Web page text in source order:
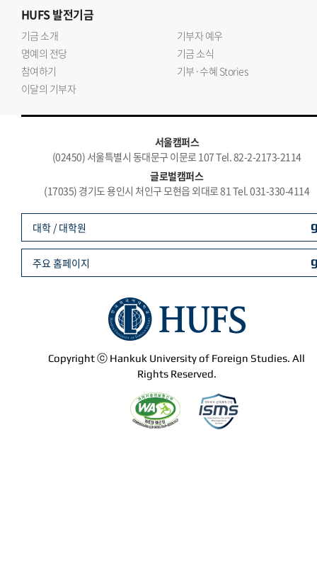
HUFS발전기금
기금 소개
기부자 예우
명예의 전당
기금 소식
참여하기
기부·수혜 Stories
이달의 기부자
서울캠퍼스
(02450) 서울특별시 동대문구 이문로 107 Tel. 82-2-2173-2114
글로벌캠퍼스
(17035) 경기도 용인시 처인구 모현읍 외대로 81 Tel. 031-330-4114
Copyright ⓒ Hankuk University of Foreign Studies. All
Rights Reserved.
대학 / 대학원
주요 홈페이지